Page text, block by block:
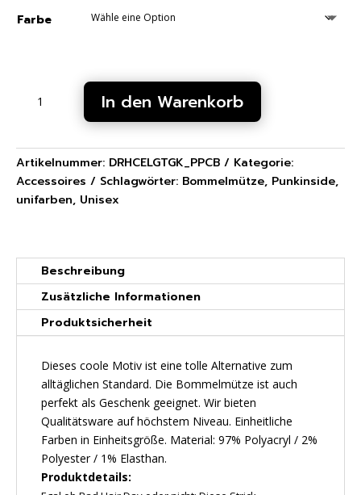
Farbe
unisex
Bommelmütze
mit
Stick
In den Warenkorb
Artikelnummer: DRHCELGTGK_PPCB
Kategorie:
Accessoires
Schlagwörter: Bommelmütze, Punkinside,
unifarben, Unisex
Beschreibung
Zusätzliche Informationen
Produktsicherheit
Dieses coole Motiv ist eine tolle Alternative zum
alltäglichen Standard. Die Bommelmütze ist auch
perfekt als Geschenk geeignet. Wir bieten
Qualitätsware auf höchstem Niveau. Einheitliche
Farben in Einheitsgröße. Material: 97% Polyacryl / 2%
Polyester / 1% Elasthan.
Produktdetails: